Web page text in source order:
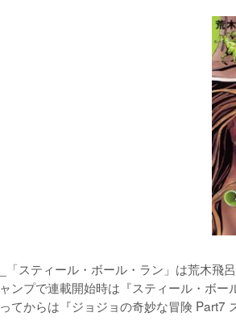
_「スティール・ボール・ラン」は荒木
ャンプで連載開始時は『スティール・ボ
ってからは『ジョジョの奇妙な冒険 Part7